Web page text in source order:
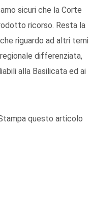
sicuri che la Corte
ricorso. Resta la
riguardo ad altri temi
differenziata,
alla Basilicata ed ai
questo articolo